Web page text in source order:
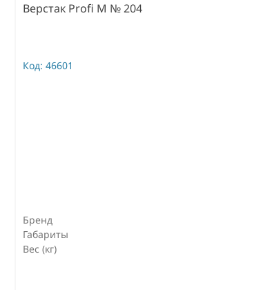
Верстак Profi M № 204
Код: 46601
Бренд
Габариты
Вес (кг)